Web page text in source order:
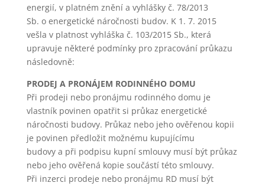
energií, v platném znění a vyhlášky č. 78/2013
Sb. o energetické náročnosti budov. K 1. 7. 2015
vešla v platnost vyhláška č. 103/2015 Sb., která
upravuje některé podmínky pro zpracování průkazu
následovně:
PRODEJ A PRONÁJEM RODINNÉHO DOMU
Při prodeji nebo pronájmu rodinného domu je
vlastník povinen opatřit si průkaz energetické
náročnosti budovy. Průkaz nebo jeho ověřenou kopii
je povinen předložit možnému kupujícímu
budovy a při podpisu kupní smlouvy musí být průkaz
nebo jeho ověřená kopie součástí této smlouvy.
Při inzerci prodeje nebo pronájmu RD musí být
působení
filtrů,
proces a
ukládání
nastavení
Analytické
cookies
Analytické
cookies nám
umožňují
měření
výkonu